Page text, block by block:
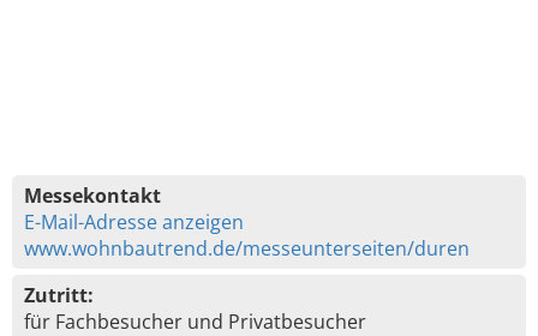
Messekontakt
E-Mail-Adresse anzeigen
www.wohnbautrend.de/messeunterseiten/duren
Zutritt:
für Fachbesucher und Privatbesucher